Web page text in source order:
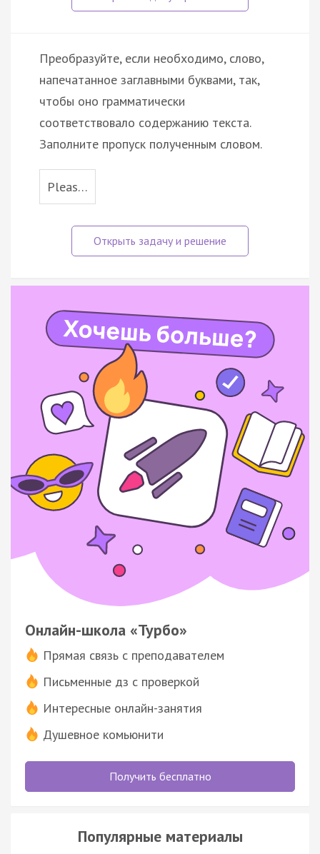
Преобразуйте, если необходимо, слово,
напечатанное заглавными буквами, так,
чтобы оно грамматически
соответствовало содержанию текста.
Заполните пропуск полученным словом.
Pleas…
Онлайн-школа «Турбо»
Прямая связь с преподавателем
Письменные дз с проверкой
Интересные онлайн-занятия
Душевное комьюнити
Получить бесплатно
Популярные материалы